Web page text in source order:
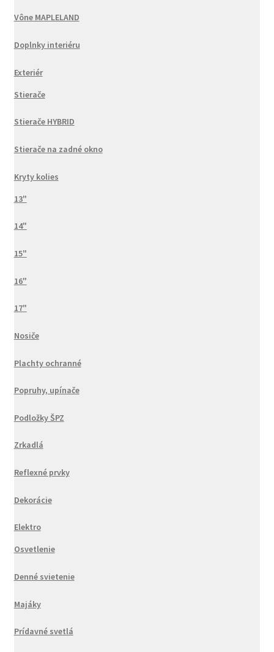
Vône MAPLELAND
Doplnky interiéru
Exteriér
Stierače
Stierače HYBRID
Stierače na zadné okno
Kryty kolies
13"
14"
15"
16"
17"
Nosiče
Plachty ochranné
Popruhy, upínače
Podložky ŠPZ
Zrkadlá
Reflexné prvky
Dekorácie
Elektro
Osvetlenie
Denné svietenie
Majáky
Prídavné svetlá